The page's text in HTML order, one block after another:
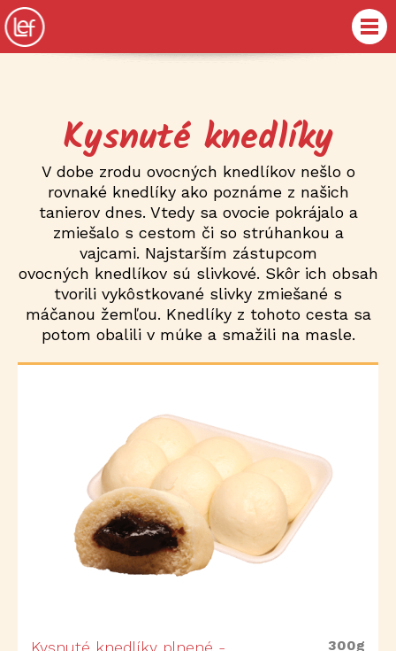
Kysnuté knedlíky
V dobe zrodu ovocných knedlíkov nešlo o
rovnaké knedlíky ako poznáme z našich
tanierov dnes. Vtedy sa ovocie pokrájalo a
zmiešalo s cestom či so strúhankou a
vajcami. Najstarším zástupcom
ovocných knedlíkov sú slivkové. Skôr ich obsah
tvorili vykôstkované slivky zmiešané s
máčanou žemľou. Knedlíky z tohoto cesta sa
potom obalili v múke a smažili na masle.
Kysnuté knedlíky plnené -
300g